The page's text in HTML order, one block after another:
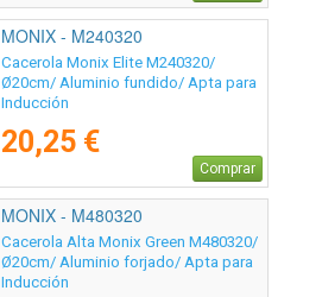
MONIX - M240320
Cacerola Monix Elite M240320/
Ø20cm/ Aluminio fundido/ Apta para
Inducción
20,25 €
Comprar
MONIX - M480320
Cacerola Alta Monix Green M480320/
Ø20cm/ Aluminio forjado/ Apta para
Inducción